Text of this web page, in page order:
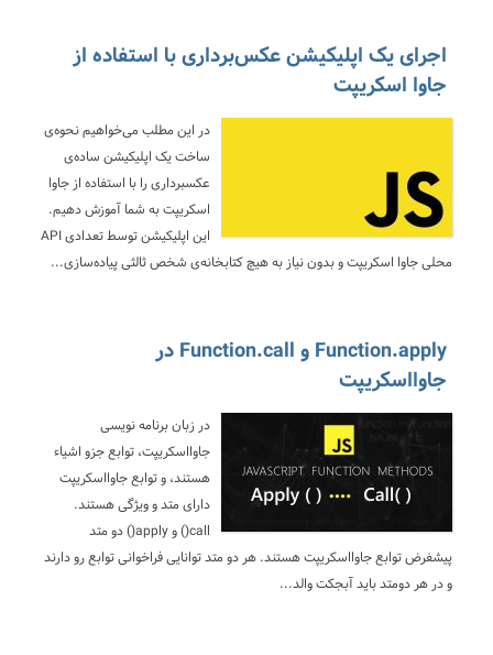
اجرای یک اپلیکیشن عکس‌برداری با استفاده از
جاوا اسکریپت
در این مطلب می‌خواهیم نحوه‌ی
ساخت یک اپلیکیشن ساده‌ی
عکسبرداری را با استفاده از جاوا
اسکریپت به شما آموزش دهیم.
این اپلیکیشن توسط تعدادی API
محلی جاوا اسکریپت و بدون نیاز به هیچ کتابخانه‌ی شخص ثالثی پیاده‌سازی...
Function.apply و Function.call در
جاوااسکریپت
در زبان برنامه نویسی
جاوااسکریپت، توابع جزو اشیاء
هستند، و توابع جاوااسکریپت
دارای متد و ویژگی هستند.
call() و apply() دو متد
پیشفرض توابع جاوااسکریپت هستند. هر دو متد توانایی فراخوانی توابع رو دارند
و در هر دومتد باید آبجکت والد...